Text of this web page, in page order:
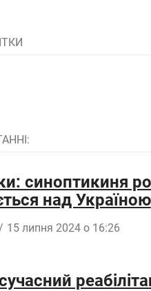
синоптикиня
над Україною
15 липня 2024 о 16:26